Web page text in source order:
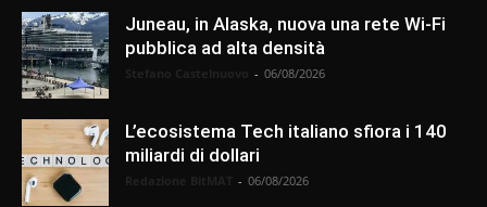
Juneau, in Alaska, nuova una rete Wi-Fi
pubblica ad alta densità
- 06/08/2026
L’ecosistema Tech italiano sfiora i 140
miliardi di dollari
- 06/08/2026